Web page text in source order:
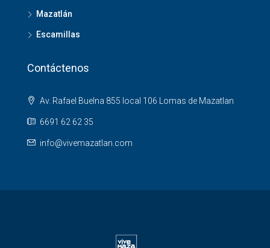
Mazatlán
Escamillas
Contáctenos
Av. Rafael Buelna 855 local 106 Lomas de Mazatlan
6691 62 62 35
info@vivemazatlan.com